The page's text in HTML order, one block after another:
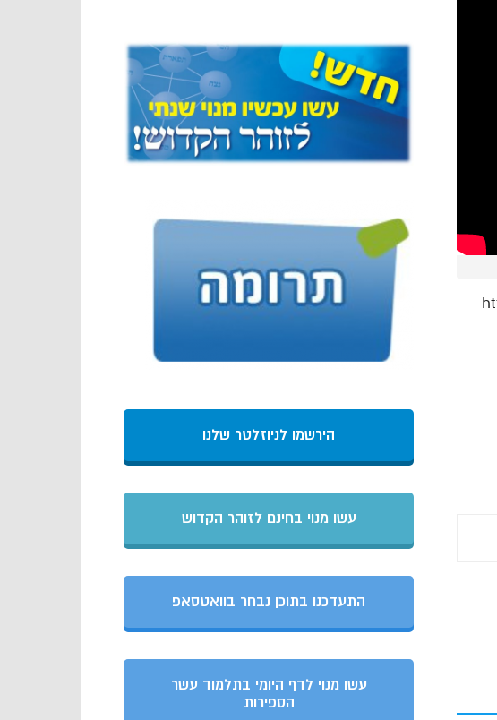
הירשמו לניוזלטר שלנו
עשו מנוי בחינם לזוהר הקדוש
התעדכנו בתוכן נבחר בוואטסאפ
עשו מנוי לדף היומי בתלמוד עשר
הספירות